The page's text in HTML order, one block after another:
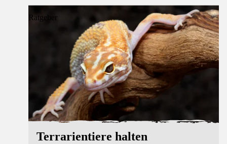
Ratgeber
Terrarientiere halten